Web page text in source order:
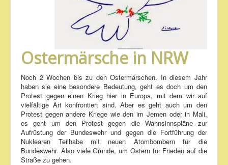
Ostermärsche in NRW
Noch 2 Wochen bis zu den Ostermärschen. In diesem Jahr
haben sie eine besondere Bedeutung, geht es doch um den
Protest gegen einen Krieg hier in Europa, mit dem wir auf
vielfältige Art konfrontiert sind. Aber es geht auch um den
Protest gegen andere Kriege wie den im Jemen oder in Mali,
es geht um den Protest gegen die Wahnsinnspläne zur
Aufrüstung der Bundeswehr und gegen die Fortführung der
Nuklearen Teilhabe mit neuen Atombombern für die
Bundeswehr. Also viele Gründe, um Ostern für Frieden auf die
Straße zu gehen.